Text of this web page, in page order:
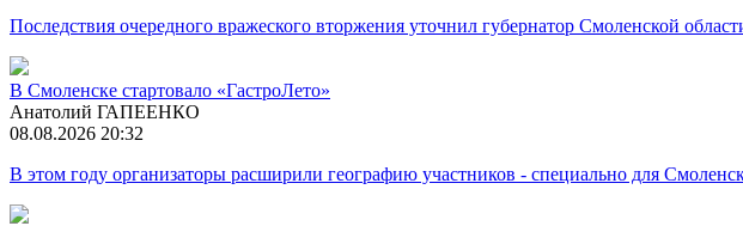
Последствия очередного вражеского вторжения уточнил губернатор Смоленской
В Смоленске стартовало «ГастроЛето»
Анатолий ГАПЕЕНКО
08.08.2026 20:32
В этом году организаторы расширили географию участников - специально для